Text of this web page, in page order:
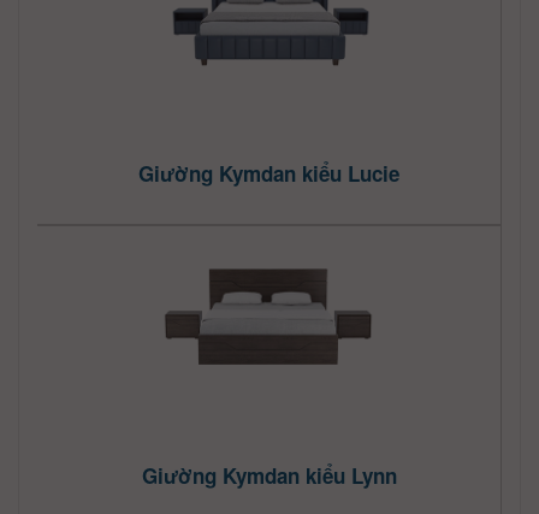
Giường Kymdan kiểu Lucie
Giường Kymdan kiểu Lynn